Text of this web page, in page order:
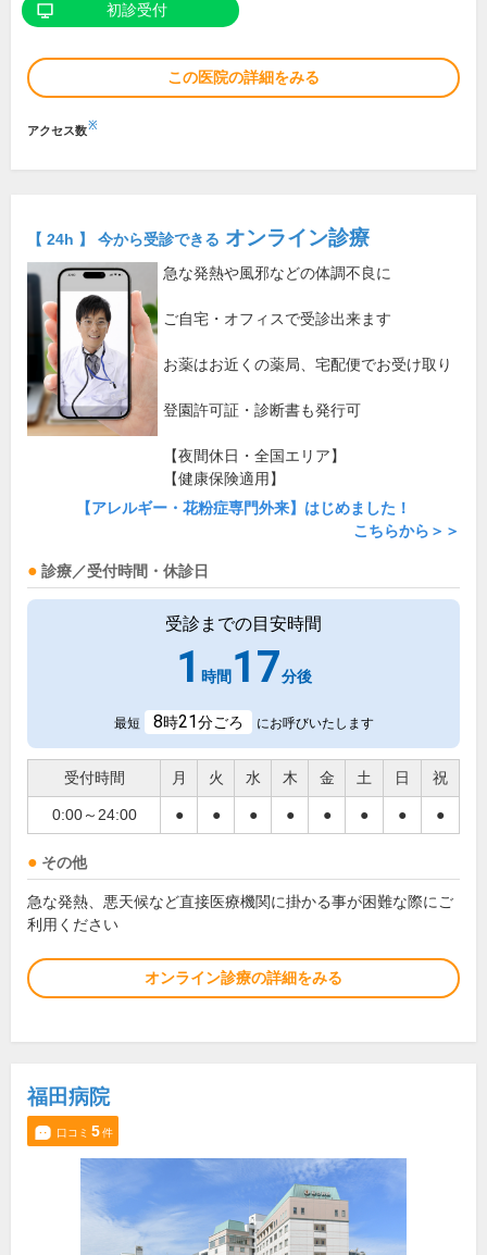
初診受付
この医院の詳細をみる
アクセス数※
【 24h 】 今から受診できる オンライン診療
急な発熱や風邪などの体調不良に
ご自宅・オフィスで受診出来ます
お薬はお近くの薬局、宅配便でお受け取り
登園許可証・診断書も発行可
【夜間休日・全国エリア】
【健康保険適用】
【アレルギー・花粉症専門外来】はじめました！
こちらから＞＞
診療／受付時間・休診日
受診までの目安時間
1 時間17分後
最短 8時21分ごろ にお呼びいたします
受付時間 月 火 水 木 金 土 日 祝
0:00～24:00 ● ● ● ● ● ● ● ●
その他
急な発熱、悪天候など直接医療機関に掛かる事が困難な際にご
利用ください
オンライン診療の詳細をみる
福田病院
口コミ 5件